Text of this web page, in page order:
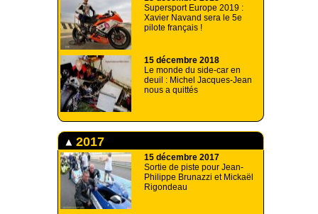
Supersport Europe 2019 :
Xavier Navand sera le 5e
pilote français !
15 décembre 2018
Le monde du side-car en
deuil : Michel Jacques-Jean
nous a quittés
2017
15 décembre 2017
Sortie de piste pour Jean-
Philippe Brunazzi et Mickaël
Rigondeau